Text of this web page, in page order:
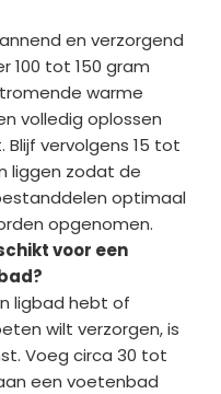
en verzorgend
100 tot 150 gram
warme
volledig oplossen
vervolgens 15 tot
liggen zodat de
optimaal
opgenomen.
voor een
ligbad hebt of
wilt verzorgen, is
Voeg circa 30 tot
een voetenbad